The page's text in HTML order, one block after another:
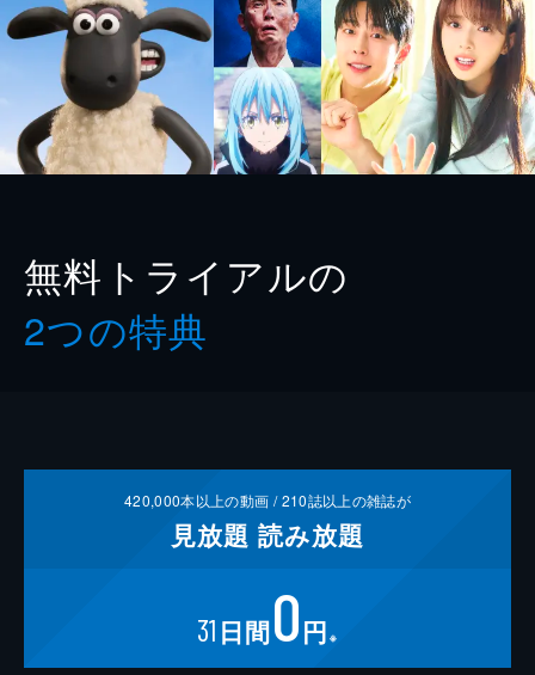
無料トライアルの
2つの特典
420,000本以上の動画 /210誌以上の雑誌が
見放題 読み放題
31 日間0円 ※